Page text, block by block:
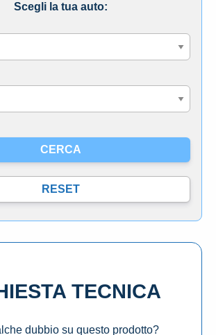
Scegli la tua auto:
TECNICA
dubbio su questo prodotto?